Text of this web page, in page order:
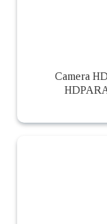
Camera